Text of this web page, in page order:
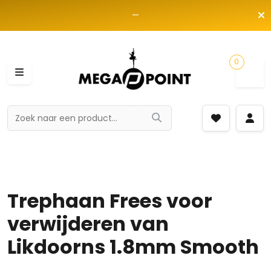
—
0
Trephaan Frees voor
verwijderen van
Likdoorns 1.8mm Smooth